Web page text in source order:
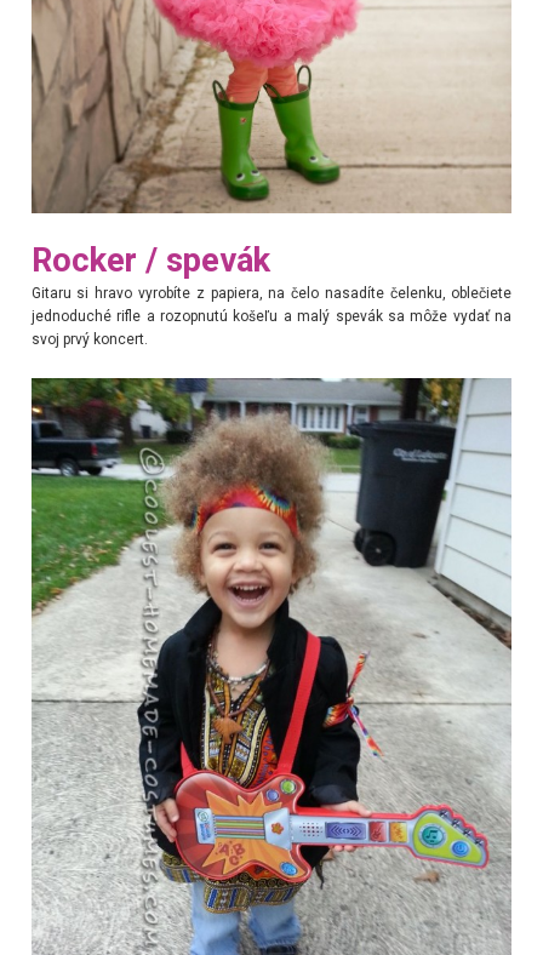
Rocker / spevák
Gitaru si hravo vyrobíte z papiera, na čelo nasadíte čelenku, oblečiete
jednoduché rifle a rozopnutú košeľu a malý spevák sa môže vydať na
svoj prvý koncert.